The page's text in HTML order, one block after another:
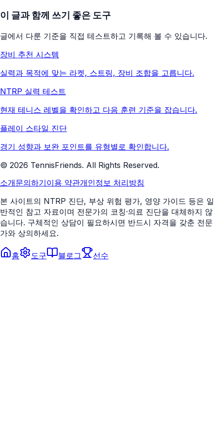
이 글과 함께 쓰기 좋은 도구
글에서 다룬 기준을 직접 테스트하고 기록해 볼 수 있습니다.
장비 추천 시스템
실력과 목적에 맞는 라켓, 스트링, 장비 조합을 고릅니다.
NTRP 실력 테스트
현재 테니스 레벨을 확인하고 다음 훈련 기준을 잡습니다.
플레이 스타일 진단
경기 성향과 보완 포인트를 유형별로 확인합니다.
© 2026 TennisFriends. All Rights Reserved.
소개문의하기이용 약관개인정보 처리방침
본 사이트의 NTRP 진단, 부상 위험 평가, 영양 가이드 등은 일
반적인 참고 자료이며 전문가의 코칭·의료 진단을 대체하지 않
습니다. 구체적인 상담이 필요하시면 반드시 자격을 갖춘 전문
가와 상의하세요.
홈 도구 블로그 선수